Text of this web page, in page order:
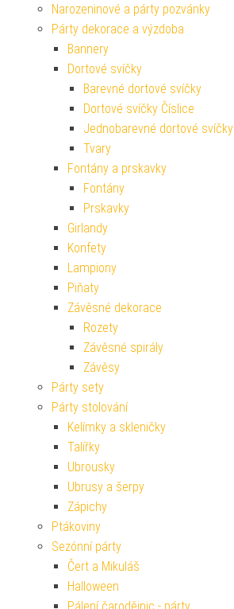
Narozeninové a párty pozvánky
Párty dekorace a výzdoba
Bannery
Dortové svíčky
Barevné dortové svíčky
Dortové svíčky Číslice
Jednobarevné dortové svíčky
Tvary
Fontány a prskavky
Fontány
Prskavky
Girlandy
Konfety
Lampiony
Piňaty
Závěsné dekorace
Rozety
Závěsné spirály
Závěsy
Párty sety
Párty stolování
Kelímky a skleničky
Talířky
Ubrousky
Ubrusy a šerpy
Zápichy
Ptákoviny
Sezónní párty
Čert a Mikuláš
Halloween